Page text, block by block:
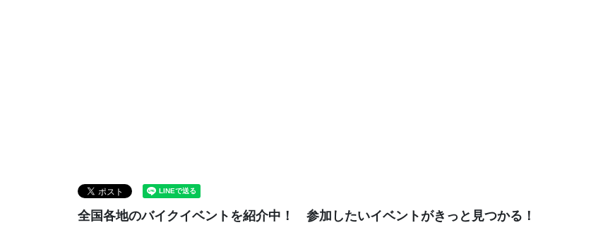
全国各地のバイクイベントを紹介中！ 参加したいイベントがきっと見つかる！